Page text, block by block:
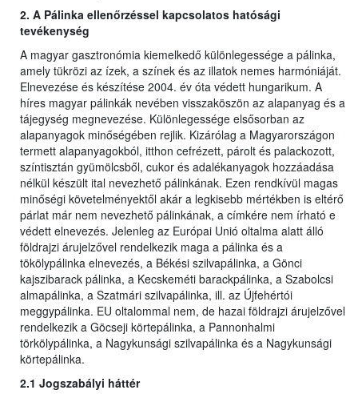
2. A Pálinka ellenőrzéssel kapcsolatos hatósági
tevékenység
A magyar gasztronómia kiemelkedő különlegessége a pálinka,
amely tükrözi az ízek, a színek és az illatok nemes harmóniáját.
Elnevezése és készítése 2004. év óta védett hungarikum. A
híres magyar pálinkák nevében visszaköszön az alapanyag és a
tájegység megnevezése. Különlegessége elsősorban az
alapanyagok minőségében rejlik. Kizárólag a Magyarországon
termett alapanyagokból, itthon cefrézett, párolt és palackozott,
színtisztán gyümölcsből, cukor és adalékanyagok hozzáadása
nélkül készült ital nevezhető pálinkának. Ezen rendkívül magas
minőségi követelményektől akár a legkisebb mértékben is eltérő
párlat már nem nevezhető pálinkának, a címkére nem írható e
védett elnevezés. Jelenleg az Európai Unió oltalma alatt álló
földrajzi árujelzővel rendelkezik maga a pálinka és a
tökölypálinka elnevezés, a Békési szilvapálinka, a Gönci
kajszibarack pálinka, a Kecskeméti barackpálinka, a Szabolcsi
almapálinka, a Szatmári szilvapálinka, ill. az Újfehértói
meggypálinka. EU oltalommal nem, de hazai földrajzi árujelzővel
rendelkezik a Göcseji körtepálinka, a Pannonhalmi
törkölypálinka, a Nagykunsági szilvapálinka és a Nagykunsági
körtepálinka.
2.1 Jogszabályi háttér